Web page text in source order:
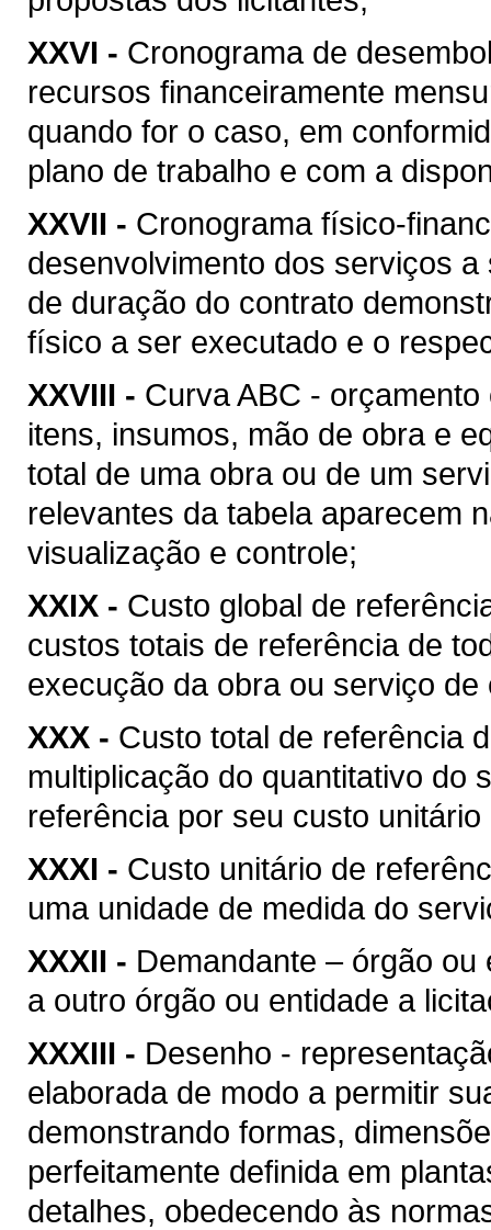
XXVI - Cronograma de
recursos financeiramente
quando for o caso, em
plano de trabalho e com a
XXVII - Cronograma físico-
desenvolvimento dos serviços
de duração do contrato
físico a ser executado e o
XXVIII - Curva ABC -
itens, insumos, mão de obra e
total de uma obra ou de um
relevantes da tabela aparecem
visualização e controle;
XXIX - Custo global de
custos totais de referência de
execução da obra ou serviço
XXX - Custo total de referência
multiplicação do quantitativo do
referência por seu custo
XXXI - Custo unitário de
uma unidade de medida do
XXXII - Demandante – órgão
a outro órgão ou entidade a
XXXIII - Desenho -
elaborada de modo a permitir
demonstrando formas,
perfeitamente definida em
detalhes, obedecendo às